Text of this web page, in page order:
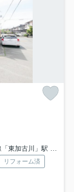
加古川」駅 徒歩55分
リフォーム済